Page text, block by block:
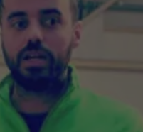
Guerra
a rede
924116145
e móvel
239992266
e fixa